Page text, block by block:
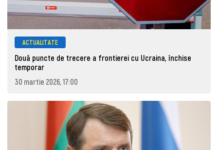
ACTUALITATE
Două puncte de trecere a frontierei cu Ucraina, închise
temporar
30 martie 2026, 17:00